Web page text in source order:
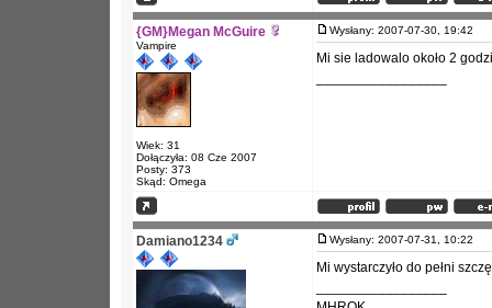
{GM}Megan McGuire
Vampire
Wiek: 31
Dołączyła: 08 Cze 2007
Posty: 373
Skąd: Omega
Wysłany: 2007-07-30, 19:42
Mi sie ladowalo około 2
Damiano1234 Wysłany: 2007-07-31, 10:22
Mi wystarczyło do pełni